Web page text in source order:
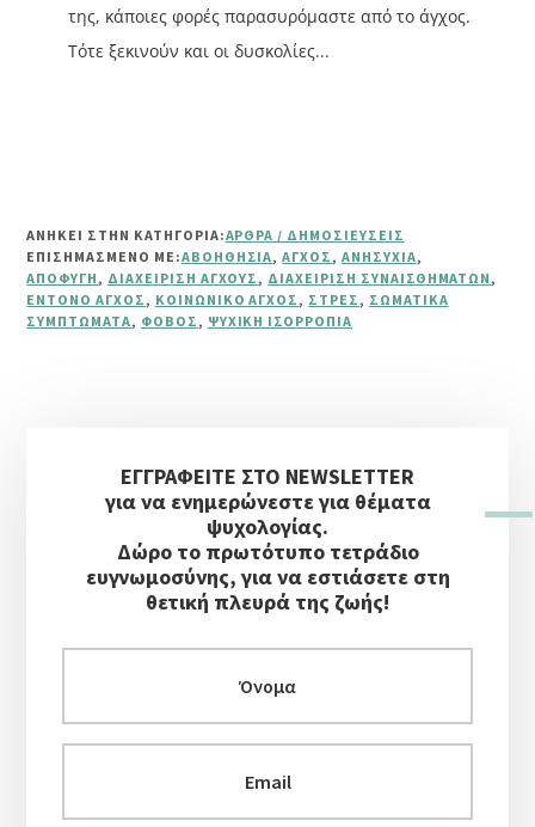
της, κάποιες φορές παρασυρόμαστε από το άγχος.
Τότε ξεκινούν και οι δυσκολίες...
ΑΝΗΚΕΙ ΣΤΗΝ ΚΑΤΗΓΟΡΙΑ:ΆΡΘΡΑ / ΔΗΜΟΣΙΕΎΣΕΙΣ
ΕΠΙΣΗΜΑΣΜΈΝΟ ΜΕ:ΑΒΟΗΘΗΣΊΑ,ΆΓΧΟΣ,ΑΝΗΣΥΧΊΑ,
ΑΠΟΦΥΓΉ, ΔΙΑΧΕΊΡΙΣΗ ΆΓΧΟΥΣ, ΔΙΑΧΕΊΡΙΣΗ ΣΥΝΑΙΣΘΗΜΆΤΩΝ,
ΈΝΤΟΝΟ ΆΓΧΟΣ, ΚΟΙΝΩΝΙΚΌ ΆΓΧΟΣ, ΣΤΡΕΣ, ΣΩΜΑΤΙΚΆ
ΣΥΜΠΤΏΜΑΤΑ, ΦΌΒΟΣ, ΨΥΧΙΚΉ ΙΣΟΡΡΟΠΊΑ
ΠλευρικήΕΓΓΡΑΦΕΙΤΕ ΣΤΟ NEWSLETTER
για να ενημερώνεστε για θέματα
ψυχολογίας.
Δώρο το πρωτότυπο τετράδιο
ευγνωμοσύνης, για να εστιάσετε στη
θετική πλευρά της ζωής!